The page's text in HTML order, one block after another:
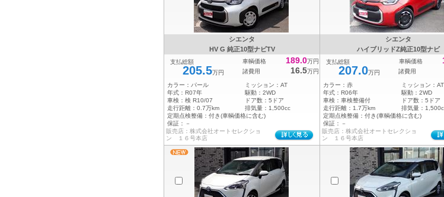
シエンタ
HV G 純正10型ナビTV
支払総額
205.5万円
車輌価格 189.0万円
諸費用
16.5万円
カラー： パール ミッション： AT
年式： R07年 駆動： 2WD
車検： 検 R10/07 ドア数： 5ドア
走行距離： 0.7万km 排気量： 1,500cc
定期点検整備： 付き(車輌価格に含む)
保証：
－
販売店：株式会社オートセレクショ
ン １６号本店
シエンタ
ハイブリッドZ純正10型ナビ
支払総額
207.0万円
車輌価格
諸費用
カラー： 赤 ミッション： AT
年式： R06年 駆動： 2WD
車検： 車検整備付 ドア数： 5ドア
走行距離： 1.7万km 排気量：
定期点検整備： 付き(車輌価格に含む)
保証：
－
販売店：株式会社オートセレクショ
ン １６号本店